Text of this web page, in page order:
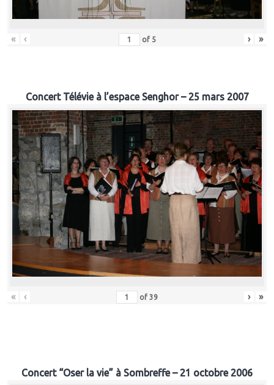
« ‹ of 5 › »
Concert Télévie à l’espace Senghor – 25 mars 2007
« ‹ of 39 › »
Concert “Oser la vie” à Sombreffe – 21 octobre 2006